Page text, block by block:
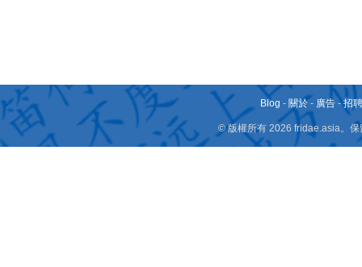
Blog - 關於 - 廣告 -招
© 版權所有 2026 fridae.asia。